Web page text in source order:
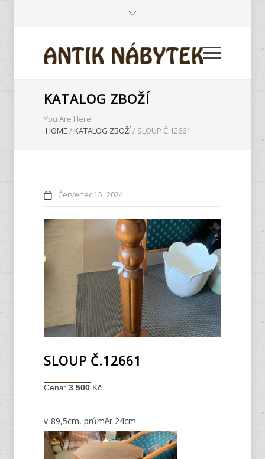
KATALOG ZBOŽÍ
You Are Here:
HOME /KATALOG ZBOŽÍ/ SLOUP Č.12661
Červenec 15 2024
SLOUP Č.12661
Cena: 3 500 Kč
v-89,5cm, průměr 24cm